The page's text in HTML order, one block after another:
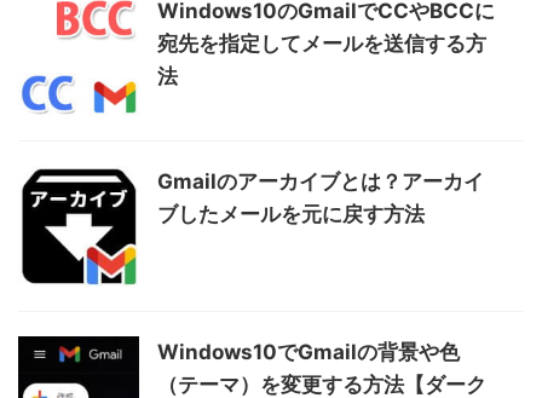
Windows10のGmailでCCやBCCに
宛先を指定してメールを送信する方
法
Gmailのアーカイブとは？アーカイ
ブしたメールを元に戻す方法
Windows10でGmailの背景や色
（テーマ）を変更する方法【ダーク